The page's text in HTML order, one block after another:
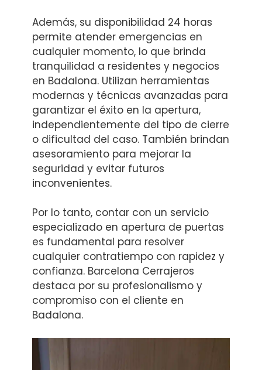
Además, su disponibilidad 24 horas
permite atender emergencias en
cualquier momento, lo que brinda
tranquilidad a residentes y negocios
en Badalona. Utilizan herramientas
modernas y técnicas avanzadas para
garantizar el éxito en la apertura,
independientemente del tipo de cierre
o dificultad del caso. También brindan
asesoramiento para mejorar la
seguridad y evitar futuros
inconvenientes.
Por lo tanto, contar con un servicio
especializado en apertura de puertas
es fundamental para resolver
cualquier contratiempo con rapidez y
confianza. Barcelona Cerrajeros
destaca por su profesionalismo y
compromiso con el cliente en
Badalona.